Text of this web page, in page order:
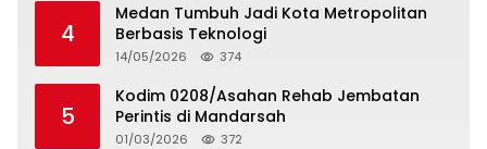
4
Medan Tumbuh Jadi Kota Metropolitan
Berbasis Teknologi
14/05/2026 374
5
Kodim 0208/Asahan Rehab Jembatan
Perintis di Mandarsah
01/03/2026 372